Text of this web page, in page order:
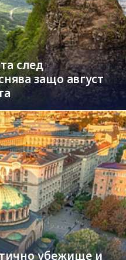
след
защо август
убежище и